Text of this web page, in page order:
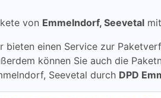
von Emmelndorf, Seevetal mit
bieten einen Service zur
können Sie auch die
Seevetal durch DPD